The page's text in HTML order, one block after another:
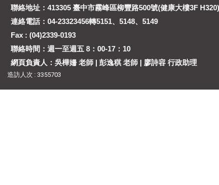
聯絡地址：413305 臺中市霧峰區柳豐路500號(健康大樓3F H320)
連絡電話：04-23323456轉5151、5148、5149
Fax : (04)2339-0193
聯絡時間：週一至週五 8：00-17：10
網頁負責人：吳樺姍 老師 | 彭逸稘 老師 | 廖詩容 行政助理
造訪人次 : 3355703